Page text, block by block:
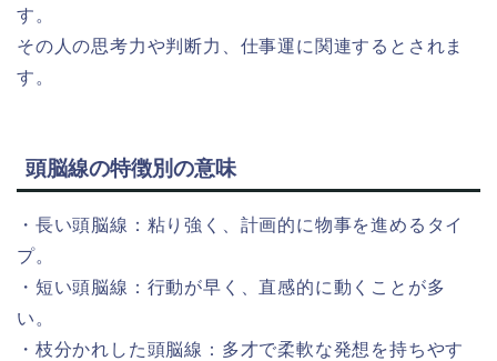
す。
その人の思考力や判断力、仕事運に関連するとされま
す。
頭脳線の特徴別の意味
・長い頭脳線：粘り強く、計画的に物事を進めるタイ
プ。
・短い頭脳線：行動が早く、直感的に動くことが多
い。
・枝分かれした頭脳線：多才で柔軟な発想を持ちやす